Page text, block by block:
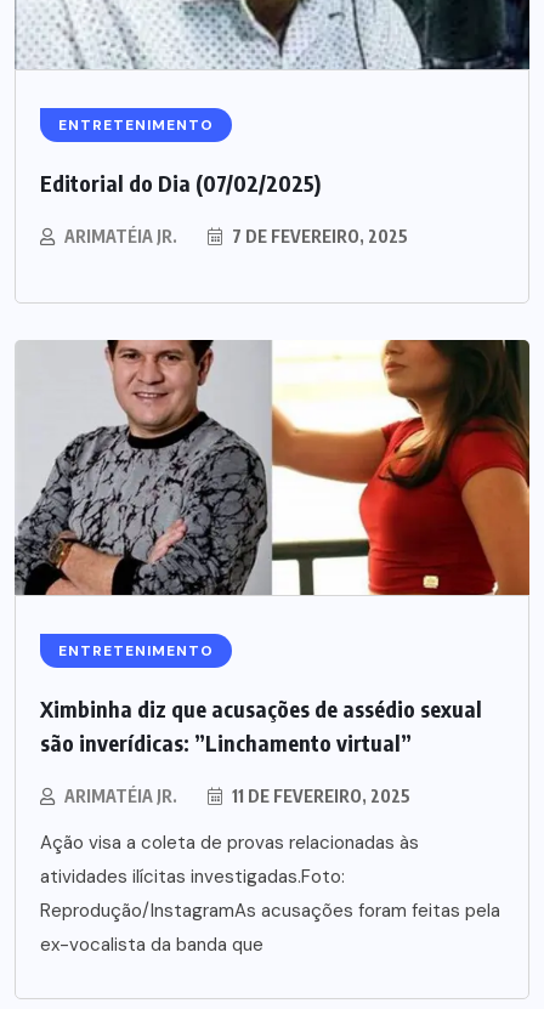
ENTRETENIMENTO
Editorial do Dia (07/02/2025)
ARIMATÉIA JR. 7 DE FEVEREIRO, 2025
ENTRETENIMENTO
Ximbinha diz que acusações de assédio sexual
são inverídicas: ”Linchamento virtual”
ARIMATÉIA JR. 11 DE FEVEREIRO, 2025
Ação visa a coleta de provas relacionadas às
atividades ilícitas investigadas.Foto:
Reprodução/InstagramAs acusações foram feitas pela
ex-vocalista da banda que